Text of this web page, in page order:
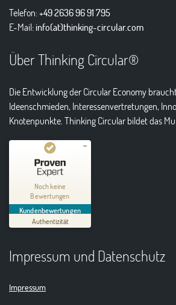
Telefon:+49 2636 96 91 795
E-Mail:info(at)thinking-circular.com
Über Thinking Circular®
Die Entwicklung der Circular Economy
Ideenschmieden, Interessenvertretungen,
Knotenpunkte. Thinking Circular bildet das
Noch keine
Bewertungen
Kundenbewertungen
Authentizität
Kundenbewertungen und Erfahrungen zu
Thinking Circular® Niederzissen
MANGELHAFT
Erfahren Sie mehr über dieses Bewertungssiegel
Impressum und Datenschutz
Impressum